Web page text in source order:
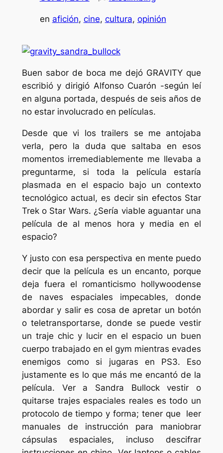
en afición, cine, cultura, opinión
Buen sabor de boca me dejó GRAVITY que
escribió y dirigió Alfonso Cuarón -según leí
en alguna portada, después de seis años de
no estar involucrado en películas.
Desde que vi los trailers se me antojaba
verla, pero la duda que saltaba en esos
momentos irremediablemente me llevaba a
preguntarme, si toda la película estaría
plasmada en el espacio bajo un contexto
tecnológico actual, es decir sin efectos Star
Trek o Star Wars. ¿Sería viable aguantar una
película de al menos hora y media en el
espacio?
Y justo con esa perspectiva en mente puedo
decir que la película es un encanto, porque
deja fuera el romanticismo hollywoodense
de naves espaciales impecables, donde
abordar y salir es cosa de apretar un botón
o teletransportarse, donde se puede vestir
un traje chic y lucir en el espacio un buen
cuerpo trabajado en el gym mientras evades
enemigos como si jugaras en PS3. Eso
justamente es lo que más me encantó de la
película. Ver a Sandra Bullock vestir o
quitarse trajes espaciales reales es todo un
protocolo de tiempo y forma; tener que leer
manuales de instrucción para maniobrar
cápsulas espaciales, incluso descifrar